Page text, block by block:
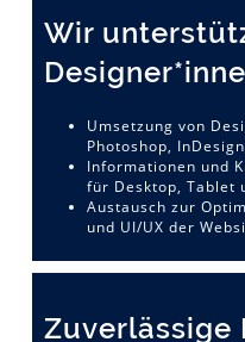
Wir
Umsetzung von
Photoshop,
Informationen und
für Desktop, Tablet
Austausch zur
und UI/UX der
Zuverlässige